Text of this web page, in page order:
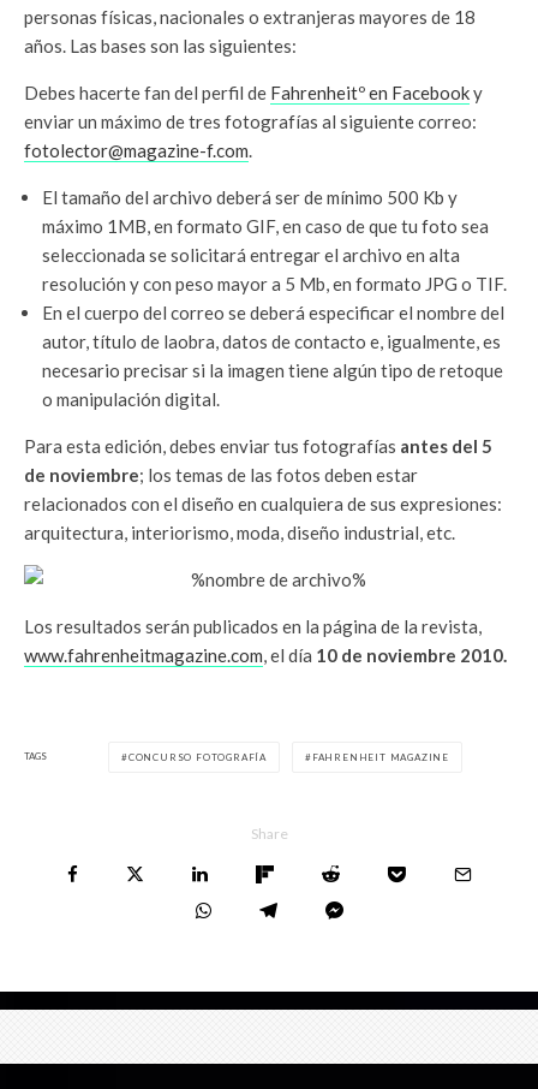
personas físicas, nacionales o extranjeras mayores de 18
años. Las bases son las siguientes:
Debes hacerte fan del perfil de Fahrenheitº en Facebooky
enviar un máximo de tres fotografías al siguiente correo:
fotolector@magazine-f.com.
El tamaño del archivo deberá ser de mínimo 500 Kb y
máximo 1MB, en formato GIF, en caso de que tu foto sea
seleccionada se solicitará entregar el archivo en alta
resolución y con peso mayor a 5 Mb, en formato JPG o TIF.
En el cuerpo del correo se deberá especificar el nombre del
autor, título de laobra, datos de contacto e, igualmente, es
necesario precisar si la imagen tiene algún tipo de retoque
o manipulación digital.
Para esta edición, debes enviar tus fotografías antes del 5
de noviembre; los temas de las fotos deben estar
relacionados con el diseño en cualquiera de sus expresiones:
arquitectura, interiorismo, moda, diseño industrial, etc.
Los resultados serán publicados en la página de la revista,
www.fahrenheitmagazine.com, el día 10 de noviembre 2010.
TAGS CONCURSO FOTOGRAFÍA FAHRENHEIT MAGAZINE
Share